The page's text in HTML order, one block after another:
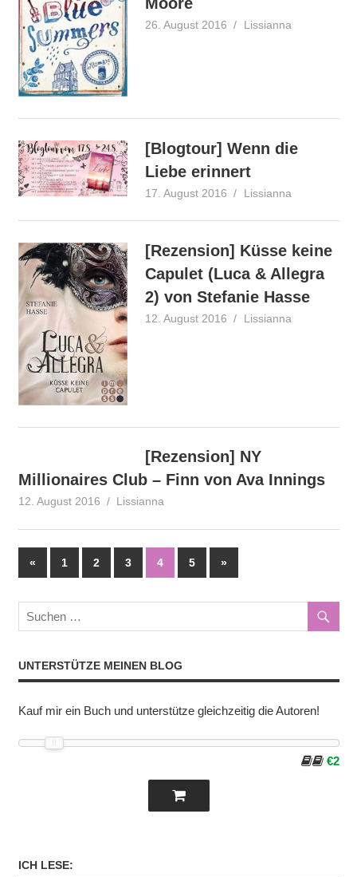
26. August 2016 Lissianna
[Blogtour] Wenn die
Liebe erinnert
17. August 2016 Lissianna
[Rezension] Küsse keine
Capulet (Luca & Allegra
2) von Stefanie Hasse
12. August 2016 Lissianna
[Rezension] NY
Millionaires Club – Finn von Ava Innings
12. August 2016 Lissianna
Seitennummerierung
Beiträge
«Vorherige
Beiträge
1 2 3 4 5
Nächste
Beiträge
»
UNTERSTÜTZE MEINEN BLOG
Kauf mir ein Buch und unterstütze gleichzeitig die Autoren!
€2
ICH LESE: